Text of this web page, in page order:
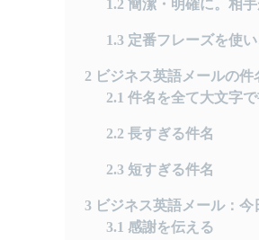
1.2 簡潔・明確に。相
1.3 定番フレーズを使い
2 ビジネス英語メールの
2.1 件名を全て大文字
2.2 長すぎる件名
2.3 短すぎる件名
3 ビジネス英語メール：今
3.1 感謝を伝える